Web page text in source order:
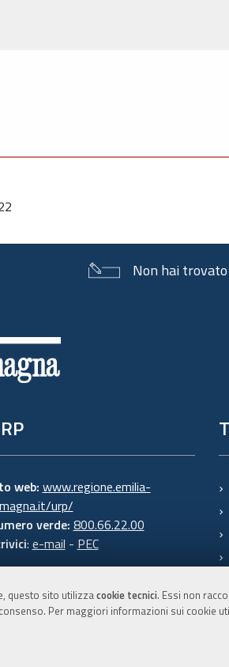
questo sito utilizzacookie tecnici. Essi non
Per maggiori informazioni sui cookie
Non hai trovato
web: www.regione.emilia-
urp/
verde: 800.66.22.00
: e-mail - PEC